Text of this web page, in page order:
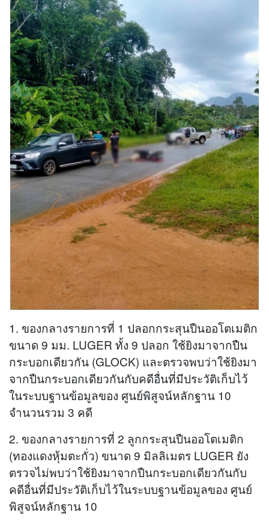
1. ของกลางรายการที่ 1 ปลอกกระสุนปืนออโตเมติก
ขนาด 9 มม. LUGER ทั้ง 9 ปลอก ใช้ยิงมาจากปืน
กระบอกเดียวกัน (GLOCK) และตรวจพบว่าใช้ยิงมา
จากปืนกระบอกเดียวกันกับคดีอื่นที่มีประวัติเก็บไว้
ในระบบฐานข้อมูลของ ศูนย์พิสูจน์หลักฐาน 10
จำนวนรวม 3 คดี
2. ของกลางรายการที่ 2 ลูกกระสุนปืนออโตเมติก
(ทองแดงหุ้มตะกั่ว) ขนาด 9 มิลลิเมตร LUGER ยัง
ตรวจไม่พบว่าใช้ยิงมาจากปืนกระบอกเดียวกันกับ
คดีอื่นที่มีประวัติเก็บไว้ในระบบฐานข้อมูลของ ศูนย์
พิสูจน์หลักฐาน 10